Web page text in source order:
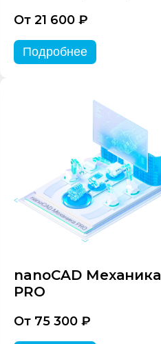
От 21 600 ₽
Подробнее
nanoCAD Механика
PRO
От 75 300 ₽